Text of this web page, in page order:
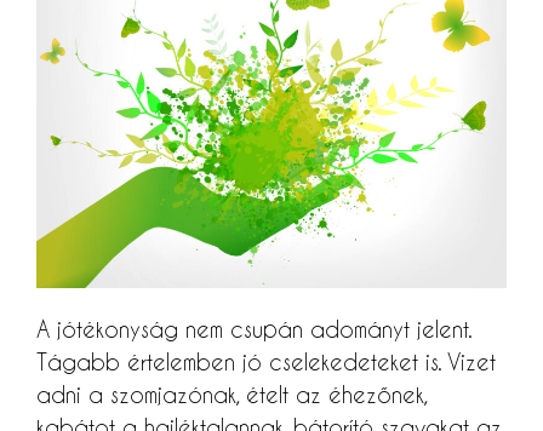
A jótékonyság nem csupán adományt jelent.
Tágabb értelemben jó cselekedeteket is. Vizet
adni a szomjazónak, ételt az éhezőnek,